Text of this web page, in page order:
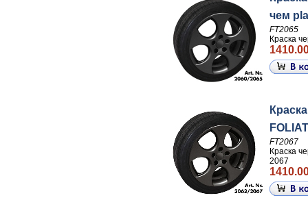
чем
FT2065
Краска
FT2067
Краска
2067